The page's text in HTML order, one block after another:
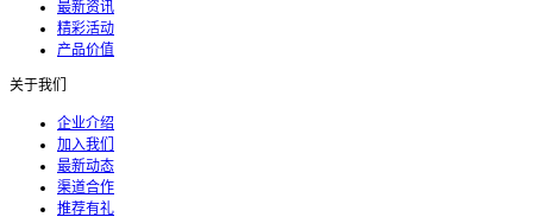
最新资讯
精彩活动
产品价值
关于我们
企业介绍
加入我们
最新动态
渠道合作
推荐有礼